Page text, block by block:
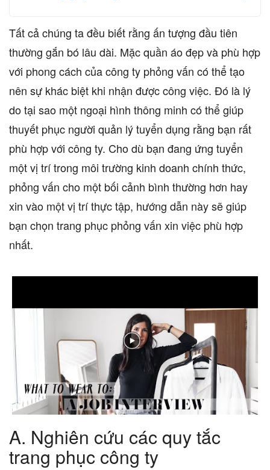
Tất cả chúng ta đều biết rằng ấn tượng đầu tiên
thường gắn bó lâu dài. Mặc quần áo đẹp và phù hợp
với phong cách của công ty phỏng vấn có thể tạo
nên sự khác biệt khi nhận được công việc. Đó là lý
do tại sao một ngoại hình thông minh có thể giúp
thuyết phục người quản lý tuyển dụng rằng bạn rất
phù hợp với công ty. Cho dù bạn đang ứng tuyển
một vị trí trong môi trường kinh doanh chính thức,
phỏng vấn cho một bối cảnh bình thường hơn hay
xin vào một vị trí thực tập, hướng dẫn này sẽ giúp
bạn chọn trang phục phỏng vấn xin việc phù hợp
nhất.
A. Nghiên cứu các quy tắc
trang phục công ty